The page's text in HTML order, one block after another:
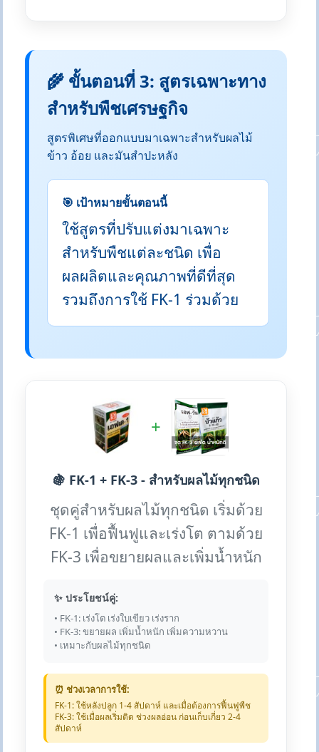
🌾 ขั้นตอนที่ 3: สูตรเฉพาะทาง
สำหรับพืชเศรษฐกิจ
สูตรพิเศษที่ออกแบบมาเฉพาะสำหรับผลไม้
ข้าว อ้อย และมันสำปะหลัง
🎯 เป้าหมายขั้นตอนนี้
ใช้สูตรที่ปรับแต่งมาเฉพาะ
สำหรับพืชแต่ละชนิด เพื่อ
ผลผลิตและคุณภาพที่ดีที่สุด
รวมถึงการใช้ FK-1 ร่วมด้วย
+
🍇 FK-1 + FK-3 - สำหรับผลไม้ทุกชนิด
ชุดคู่สำหรับผลไม้ทุกชนิด เริ่มด้วย
FK-1 เพื่อฟื้นฟูและเร่งโต ตามด้วย
FK-3 เพื่อขยายผลและเพิ่มน้ำหนัก
✨ ประโยชน์คู่:
• FK-1: เร่งโต เร่งใบเขียว เร่งราก
• FK-3: ขยายผล เพิ่มน้ำหนัก เพิ่มความหวาน
• เหมาะกับผลไม้ทุกชนิด
⏰ ช่วงเวลาการใช้:
FK-1: ใช้หลังปลูก 1-4 สัปดาห์ และเมื่อต้องการฟื้นฟูพืช
FK-3: ใช้เมื่อผลเริ่มติด ช่วงผลอ่อน ก่อนเก็บเกี่ยว 2-4
สัปดาห์